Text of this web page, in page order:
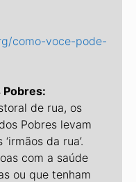
como-voce-pode-
Pobres:
de rua, os
Pobres levam
da rua’.
com a saúde
ou que tenham